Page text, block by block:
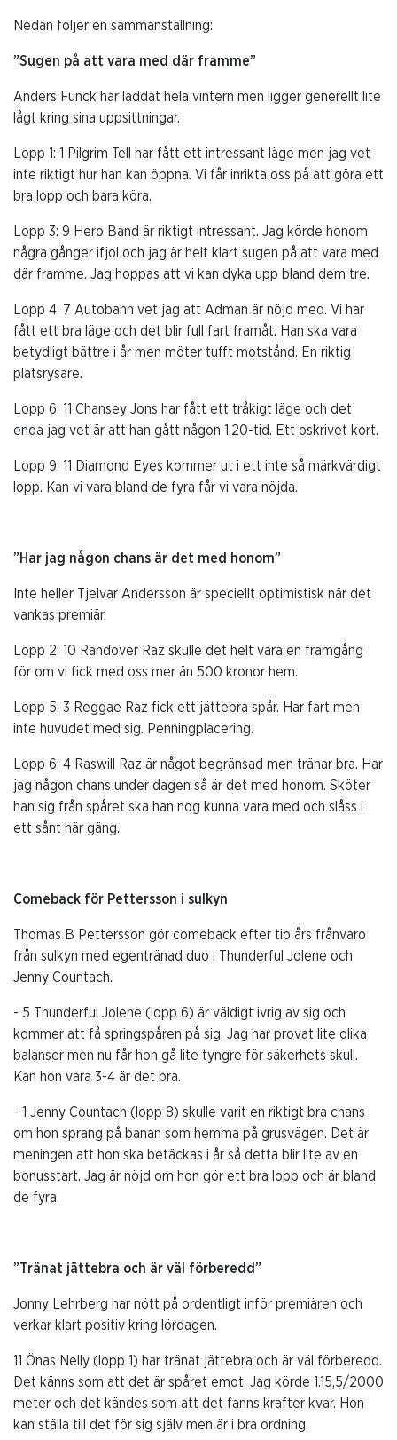
Nedan följer en sammanställning:
”Sugen på att vara med där framme”
Anders Funck har laddat hela vintern men ligger generellt lite
lågt kring sina uppsittningar.
Lopp 1: 1 Pilgrim Tell har fått ett intressant läge men jag vet
inte riktigt hur han kan öppna. Vi får inrikta oss på att göra ett
bra lopp och bara köra.
Lopp 3: 9 Hero Band är riktigt intressant. Jag körde honom
några gånger ifjol och jag är helt klart sugen på att vara med
där framme. Jag hoppas att vi kan dyka upp bland dem tre.
Lopp 4: 7 Autobahn vet jag att Adman är nöjd med. Vi har
fått ett bra läge och det blir full fart framåt. Han ska vara
betydligt bättre i år men möter tufft motstånd. En riktig
platsrysare.
Lopp 6: 11 Chansey Jons har fått ett tråkigt läge och det
enda jag vet är att han gått någon 1.20-tid. Ett oskrivet kort.
Lopp 9: 11 Diamond Eyes kommer ut i ett inte så märkvärdigt
lopp. Kan vi vara bland de fyra får vi vara nöjda.
”Har jag någon chans är det med honom”
Inte heller Tjelvar Andersson är speciellt optimistisk när det
vankas premiär.
Lopp 2: 10 Randover Raz skulle det helt vara en framgång
för om vi fick med oss mer än 500 kronor hem.
Lopp 5: 3 Reggae Raz fick ett jättebra spår. Har fart men
inte huvudet med sig. Penningplacering.
Lopp 6: 4 Raswill Raz är något begränsad men tränar bra. Har
jag någon chans under dagen så är det med honom. Sköter
han sig från spåret ska han nog kunna vara med och slåss i
ett sånt här gäng.
Comeback för Pettersson i sulkyn
Thomas B Pettersson gör comeback efter tio års frånvaro
från sulkyn med egentränad duo i Thunderful Jolene och
Jenny Countach.
- 5 Thunderful Jolene (lopp 6) är väldigt ivrig av sig och
kommer att få springspåren på sig. Jag har provat lite olika
balanser men nu får hon gå lite tyngre för säkerhets skull.
Kan hon vara 3-4 är det bra.
- 1 Jenny Countach (lopp 8) skulle varit en riktigt bra chans
om hon sprang på banan som hemma på grusvägen. Det är
meningen att hon ska betäckas i år så detta blir lite av en
bonusstart. Jag är nöjd om hon gör ett bra lopp och är bland
de fyra.
”Tränat jättebra och är väl förberedd”
Jonny Lehrberg har nött på ordentligt inför premiären och
verkar klart positiv kring lördagen.
11 Önas Nelly (lopp 1) har tränat jättebra och är väl förberedd.
Det känns som att det är spåret emot. Jag körde 1.15,5/2000
meter och det kändes som att det fanns krafter kvar. Hon
kan ställa till det för sig själv men är i bra ordning.